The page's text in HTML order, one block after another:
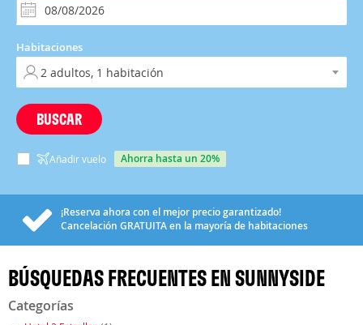
Habitaciones
BUSCAR
Añadir vuelo ahorra hasta un 20%
¡Reserva ahora con el mejor precio garantizado!
Cancelación GRATUITAen la mayoría de habitaciones
BÚSQUEDAS FRECUENTES EN SUNNYSIDE
Categorías